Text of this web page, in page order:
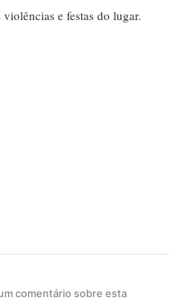
e festas do lugar.
comentário sobre esta